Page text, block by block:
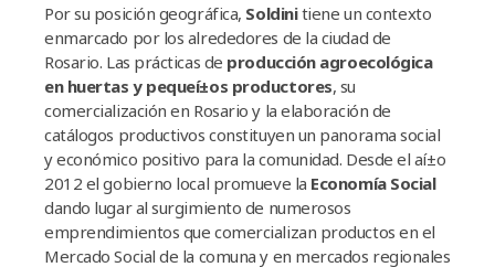
Por su posición geográfica, Soldinitiene un contexto
enmarcado por los alrededores de la ciudad de
Rosario. Las prácticas de producción agroecológica
en huertas y pequeí±os productores, su
comercialización en Rosario y la elaboración de
catálogos productivos constituyen un panorama social
y económico positivo para la comunidad. Desde el aí±o
2012 el gobierno local promueve la Economí­a Social
dando lugar al surgimiento de numerosos
emprendimientos que comercializan productos en el
Mercado Social de la comuna y en mercados regionales